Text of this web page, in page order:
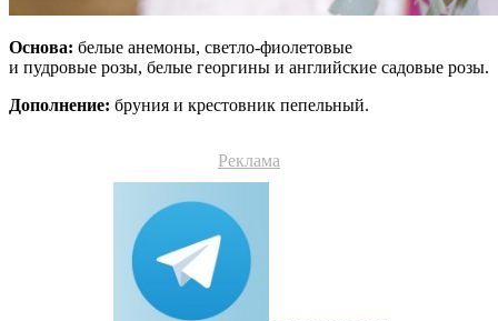
Основа: белые анемоны, светло-фиолетовые
и пудровые розы, белые георгины и английские садовые розы.
Дополнение: бруния и крестовник пепельный.
Реклама